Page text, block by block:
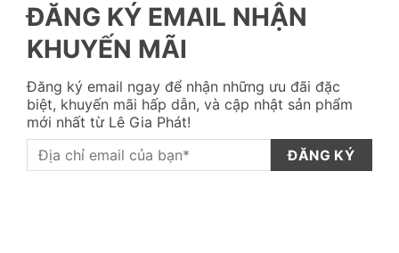
ĐĂNG KÝ EMAIL NHẬN
KHUYẾN MÃI
Đăng ký email ngay để nhận những ưu đãi đặc
biệt, khuyến mãi hấp dẫn, và cập nhật sản phẩm
mới nhất từ Lê Gia Phát!